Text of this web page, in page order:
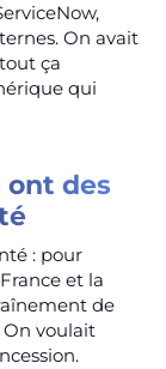
On avait
ça
qui
ont des
: pour
et la
de
On voulait